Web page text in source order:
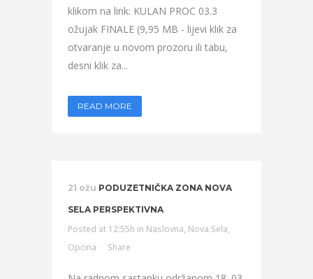
klikom na link: KULAN PROC 03.3
ožujak FINALE (9,95 MB - lijevi klik za
otvaranje u novom prozoru ili tabu,
desni klik za...
READ MORE
21 ožu PODUZETNIČKA ZONA NOVA
SELA PERSPEKTIVNA
Posted at 12:55h in Naslovna, Nova Sela,
Općina
Share